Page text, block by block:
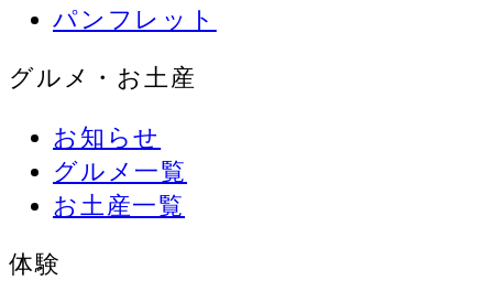
パンフレット
グルメ・お土産
お知らせ
グルメ一覧
お土産一覧
体験